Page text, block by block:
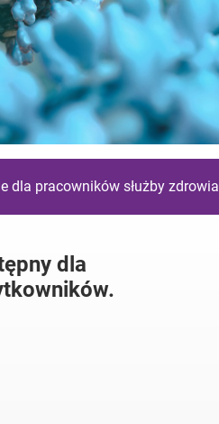
dla pracowników służby zdrowia
dla